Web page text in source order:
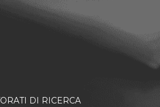
DI RICERCA